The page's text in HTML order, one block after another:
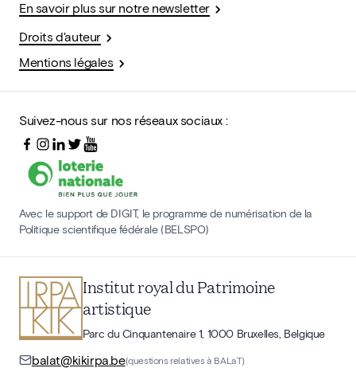
En savoir plus sur notre newsletter
Droits d'auteur
Mentions légales
Suivez-nous sur nos réseaux sociaux :
Avec le support de DIGIT, le programme de numérisation de la
Politique scientifique fédérale (BELSPO)
Institut royal du Patrimoine
artistique
Parc du Cinquantenaire 1, 1000 Bruxelles, Belgique
balat@kikirpa.be(questions relatives à BALaT)